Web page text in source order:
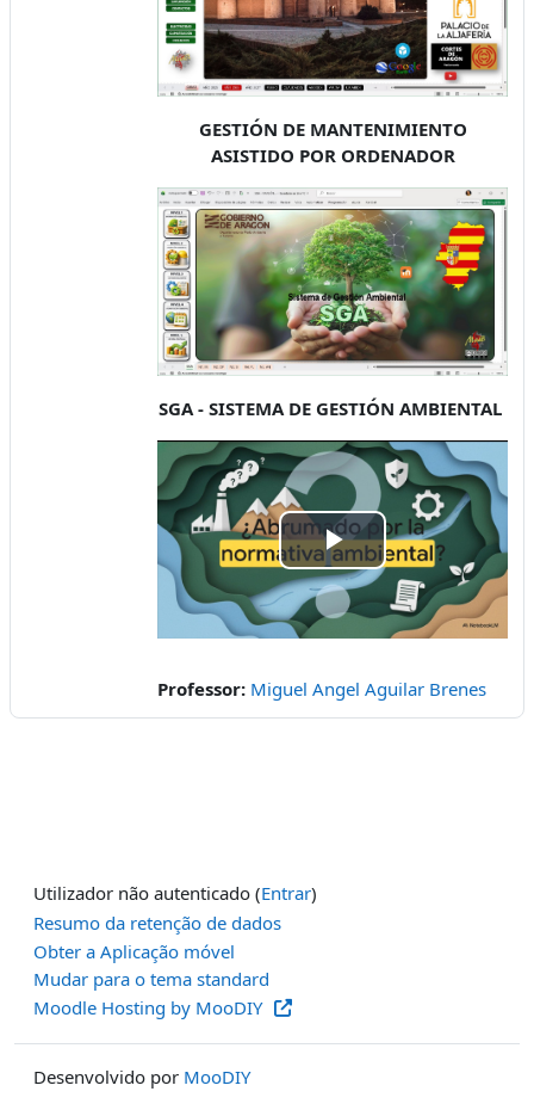
GESTIÓN DE MANTENIMIENTO
ASISTIDO POR ORDENADOR
SGA - SISTEMA DE GESTIÓN AMBIENTAL
Tocar
Vídeo
Professor: Miguel Angel Aguilar Brenes
Utilizador não autenticado (Entrar)
Resumo da retenção de dados
Obter a Aplicação móvel
Mudar para o tema standard
Moodle Hosting by MooDIY
Desenvolvido por MooDIY